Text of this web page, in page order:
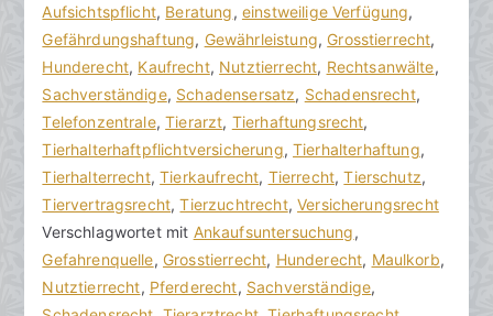
o
n
h
o
r
a
k
R
e
c
h
e
i
t
r
a
g
v
e
r
ö
f
Aufsichtspflicht, Beratung, einstweilige Verfügung,
Gefährdungshaftung, Gewährleistung, Grosstierrecht,
Hunderecht, Kaufrecht, Nutztierrecht, Rechtsanwälte,
Sachverständige, Schadensersatz, Schadensrecht,
Telefonzentrale,Tierarzt, Tierhaftungsrecht,
Tierhalterhaftpflichtversicherung,Tierhalterhaftung,
Tierhalterrecht,Tierkaufrecht, Tierrecht,Tierschutz,
Tiervertragsrecht,Tierzuchtrecht,Versicherungsrecht
Verschlagwortet mit Ankaufsuntersuchung,
Gefahrenquelle, Grosstierrecht, Hunderecht, Maulkorb,
Nutztierrecht, Pferderecht, Sachverständige,
e
i
n
e
K
o
m
m
e
n
t